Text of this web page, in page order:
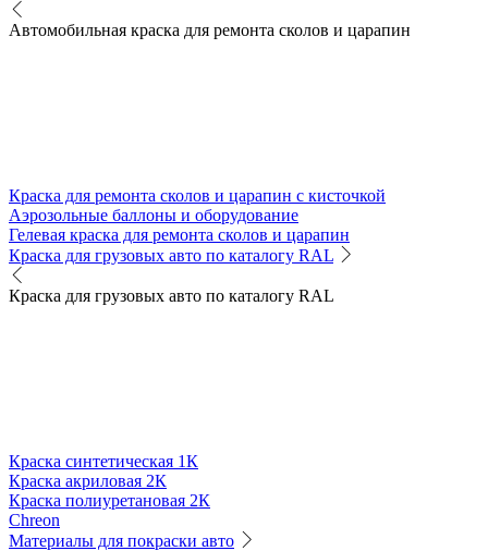
Автомобильная краска для ремонта сколов и царапин
Краска для ремонта сколов и царапин с кисточкой
Аэрозольные баллоны и оборудование
Гелевая краска для ремонта сколов и царапин
Краска для грузовых авто по каталогу RAL
Краска для грузовых авто по каталогу RAL
Краска синтетическая 1К
Краска акриловая 2К
Краска полиуретановая 2К
Chreon
Материалы для покраски авто